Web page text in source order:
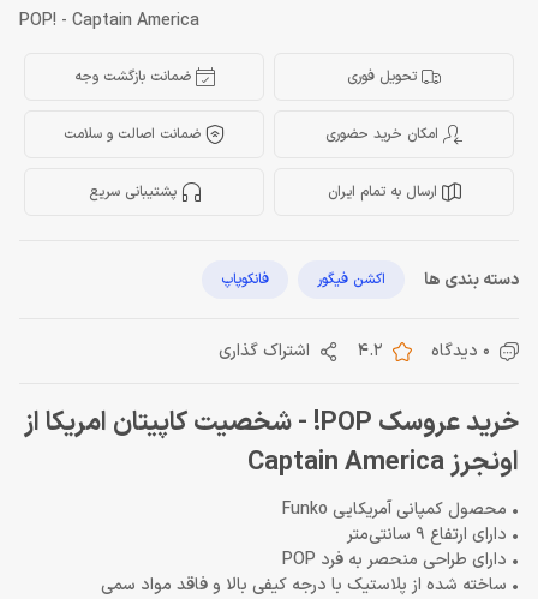
POP! - Captain America
تحویل فوری ضمانت بازگشت وجه
امکان خرید حضوری ضمانت اصالت و سلامت
ارسال به تمام ایران پشتیبانی سریع
دسته بندی ها اکشن فیگور فانکوپاپ
0 دیدگاه 4.2 اشتراک گذاری
خرید عروسک POP! - شخصیت کاپیتان امریکا از
اونجرز Captain America
• محصول کمپانی آمریکایی Funko
• دارای ارتفاع 9 سانتی‌متر
• دارای طراحی منحصر به فرد POP
• ساخته شده از پلاستیک با درجه کیفی بالا و فاقد مواد سمی